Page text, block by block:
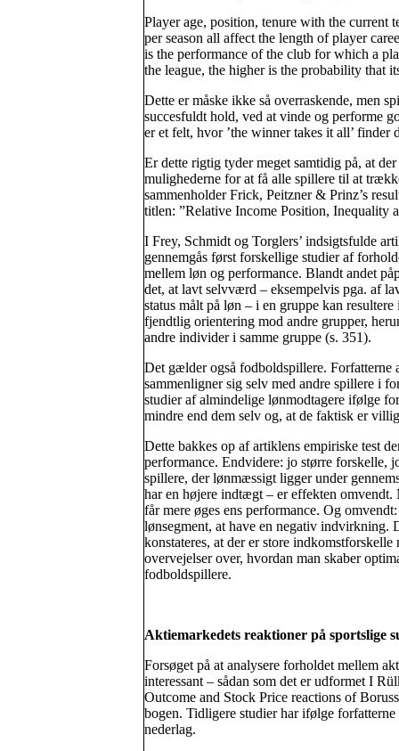
Player age, position, tenure with the current
per season all affect the length of player
is the performance of the club for which a
the league, the higher is the probability that
Dette er måske ikke så overraskende, men
succesfuldt hold, ved at vinde og performe
er et felt, hvor ’the winner takes it all’ finder
Er dette rigtig tyder meget samtidig på, at
mulighederne for at få alle spillere til at
sammenholder Frick, Peitzner & Prinz’s
titlen: ”Relative Income Position, Inequality
I Frey, Schmidt og Torglers’ indsigtsfulde
gennemgås først forskellige studier af
mellem løn og performance. Blandt andet
det, at lavt selvværd – eksempelvis pga. af
status målt på løn – i en gruppe kan resultere
fjendtlig orientering mod andre grupper,
andre individer i samme gruppe (s. 351).
Det gælder også fodboldspillere. Forfatterne
sammenligner sig selv med andre spillere i
studier af almindelige lønmodtagere ifølge
mindre end dem selv og, at de faktisk er
Dette bakkes op af artiklens empiriske test
performance. Endvidere: jo større forskelle,
spillere, der lønmæssigt ligger under
har en højere indtægt – er effekten omvendt.
får mere øges ens performance. Og
lønsegment, at have en negativ indvirkning.
konstateres, at der er store
overvejelser over, hvordan man skaber
fodboldspillere.
Aktiemarkedets reaktioner på sportslige
Forsøget på at analysere forholdet mellem
interessant – sådan som det er udformet I
Outcome and Stock Price reactions of
bogen. Tidligere studier har ifølge
nederlag.